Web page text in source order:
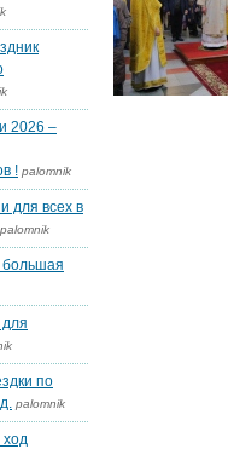
2026 –
! palomnik
для всех в
palomnik
большая
для
по
palomnik